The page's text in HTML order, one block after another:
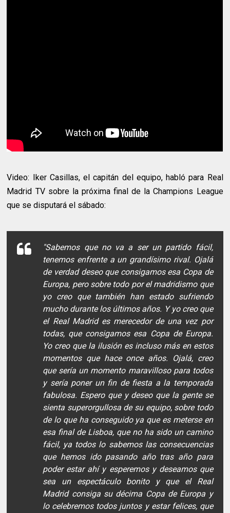
Video: Iker Casillas, el capitán del equipo, habló para Real
Madrid TV sobre la próxima final de la Champions League
que se disputará el sábado:
"Sabemos que no va a ser un partido fácil,
tenemos enfrente a un grandísimo rival. Ojalá
de verdad deseo que consigamos esa Copa de
Europa, pero sobre todo por el madridismo que
yo creo que también han estado sufriendo
mucho durante los últimos años. Y yo creo que
el Real Madrid es merecedor de una vez por
todas, que consigamos esa Copa de Europa.
Yo creo que la ilusión es incluso más en estos
momentos que hace once años. Ojalá, creo
que sería un momento maravilloso para todos
y sería poner un fin de fiesta a la temporada
fabulosa. Espero que y deseo que la gente se
sienta superorgullosa de su equipo, sobre todo
de lo que ha conseguido ya que es meterse en
esa final de Lisboa, que no ha sido un camino
fácil, ya todos lo sabemos las consecuencias
que hemos ido pasando año tras año para
poder estar ahí y esperemos y deseamos que
sea un espectáculo bonito y que el Real
Madrid consiga su décima Copa de Europa y
lo celebremos todos juntos y estar felices, que